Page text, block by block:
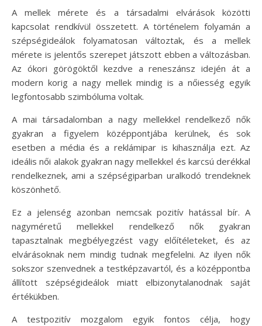
A mellek mérete és a társadalmi elvárások közötti
kapcsolat rendkívül összetett. A történelem folyamán a
szépségideálok folyamatosan változtak, és a mellek
mérete is jelentős szerepet játszott ebben a változásban.
Az ókori görögöktől kezdve a reneszánsz idején át a
modern korig a nagy mellek mindig is a nőiesség egyik
legfontosabb szimbóluma voltak.
A mai társadalomban a nagy mellekkel rendelkező nők
gyakran a figyelem középpontjába kerülnek, és sok
esetben a média és a reklámipar is kihasználja ezt. Az
ideális női alakok gyakran nagy mellekkel és karcsú derékkal
rendelkeznek, ami a szépségiparban uralkodó trendeknek
köszönhető.
Ez a jelenség azonban nemcsak pozitív hatással bír. A
nagyméretű mellekkel rendelkező nők gyakran
tapasztalnak megbélyegzést vagy előítéleteket, és az
elvárásoknak nem mindig tudnak megfelelni. Az ilyen nők
sokszor szenvednek a testképzavartól, és a középpontba
állított szépségideálok miatt elbizonytalanodnak saját
értékükben.
A testpozitív mozgalom egyik fontos célja, hogy